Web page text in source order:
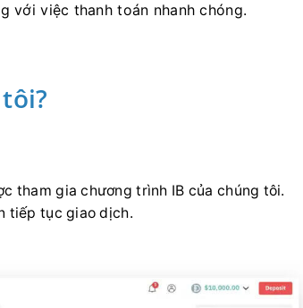
với việc thanh toán nhanh chóng.
tham gia chương trình IB của chúng tôi.
tiếp tục giao dịch.